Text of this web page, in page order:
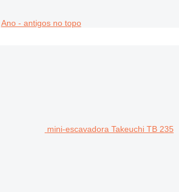
Ano - antigos no topo
mini-escavadora Takeuchi TB 235